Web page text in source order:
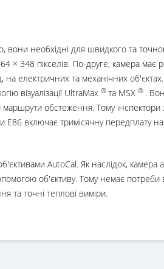
вони необхідні для швидкого та
× 348 пікселів. По-друге, камера
електричних та механічних
візуалізації UltraMax ® та MSX ® .
обстеження. Тому
включає тримісячну передплату
AutoCal. Як наслідок,
об'єктиву. Тому немає
та точні теплові виміри.